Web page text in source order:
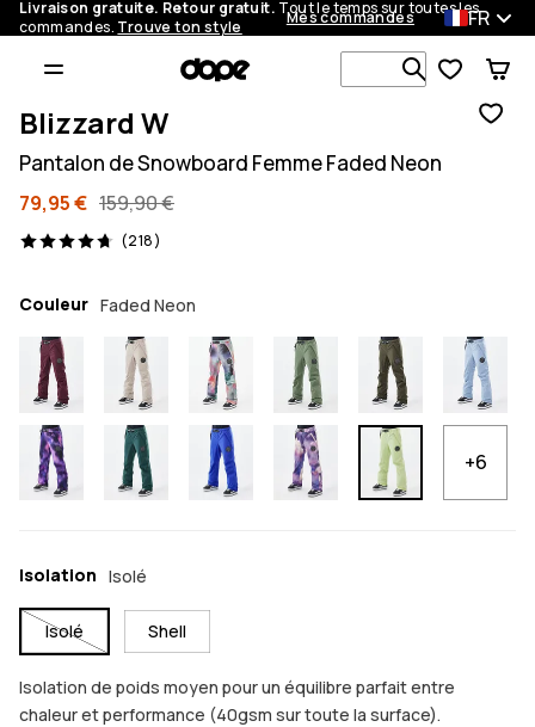
Livraison gratuite. Retour gratuit. Tout le temps sur toutes les
commandes. Trouve ton style Mes commandes FR
Recherche
Blizzard W
Pantalon de Snowboard Femme Faded Neon
79,95 € 159,90 €
(218)
218 avis, 4.7/5
Couleur Faded Neon
+6
Isolation Isolé
Isolé Shell
Isolation de poids moyen pour un équilibre parfait entre
chaleur et performance (40gsm sur toute la surface).